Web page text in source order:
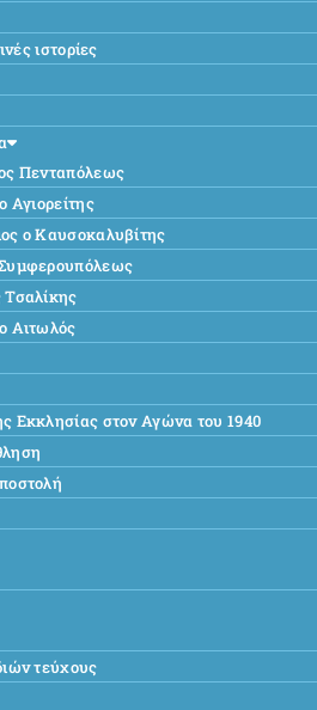
ιστορίες
Πενταπόλεως
Αγιορείτης
ο Καυσοκαλυβίτης
Τσαλίκης
Αιτωλός
Εκκλησίας στον Αγώνα του 1940
τεύχους